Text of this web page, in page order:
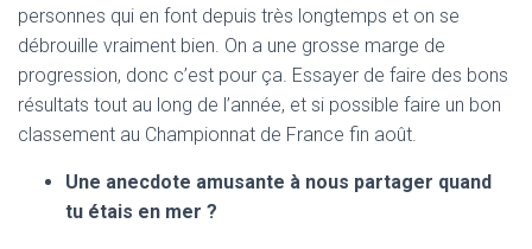
personnes qui en font depuis très longtemps et on se
débrouille vraiment bien. On a une grosse marge de
progression, donc c’est pour ça. Essayer de faire des bons
résultats tout au long de l’année, et si possible faire un bon
classement au Championnat de France fin août.
Une anecdote amusante à nous partager quand
tu étais en mer ?